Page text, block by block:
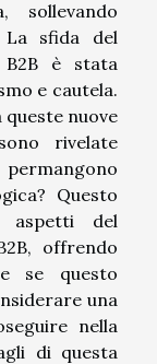
sollevando
La sfida del
B2B è stata
e cautela.
nuove
rivelate
Questo
aspetti del
offrendo
se questo
una
nella
di questa